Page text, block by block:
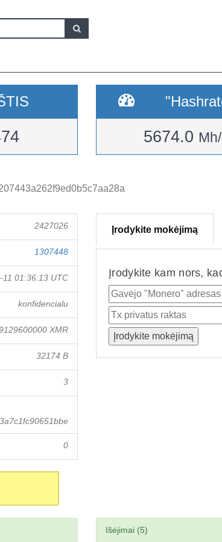
5674.0
2427026
1307448
11 01:36:13 UTC
konfidencialu
XMR
32174 B
3
0
Įrodykite mokėjimą
Įrodykite kam nors,
Išėjimai (5)